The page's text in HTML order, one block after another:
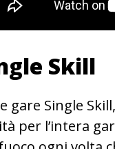
Skill
gare Single
per l’intera